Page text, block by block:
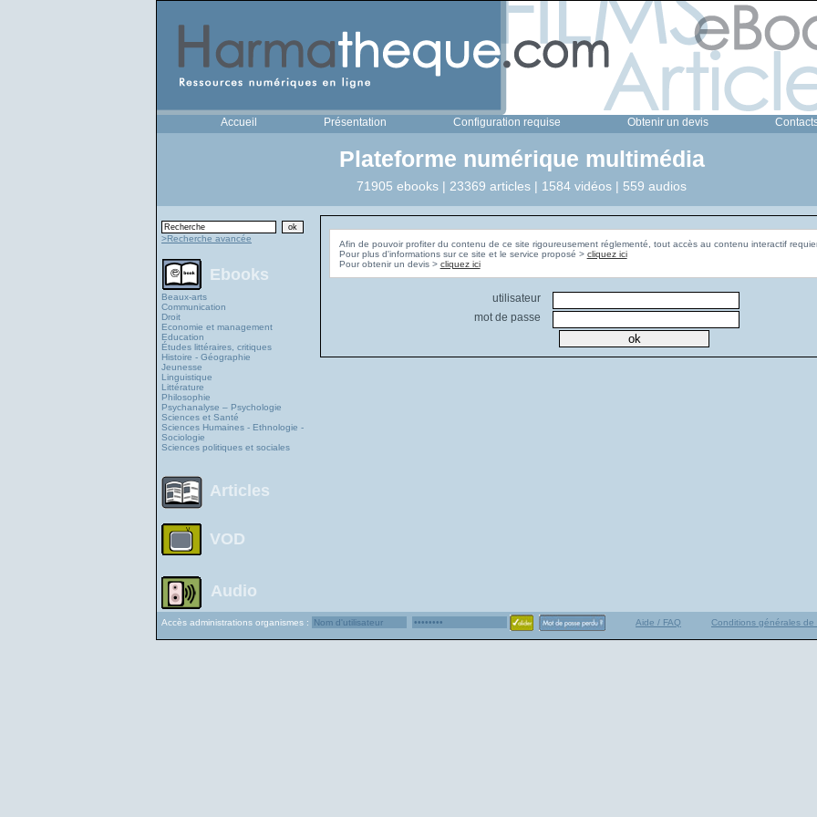
Accueil Présentation Configuration requise Obtenir un devis
Plateforme numérique multimédia
71905 ebooks | 23369 articles | 1584 vidéos | 559 audios
>Recherche avancée
Ebooks
Beaux-arts
Communication
Droit
Economie et management
Education
Études littéraires, critiques
Histoire - Géographie
Jeunesse
Linguistique
Littérature
Philosophie
Psychanalyse – Psychologie
Sciences et Santé
Sciences Humaines - Ethnologie -
Sociologie
Sciences politiques et sociales
Articles
VOD
Audio
Afin de pouvoir profiter du contenu de ce site rigoureusement réglementé, tout accès au contenu interactif
Pour plus d'informations sur ce site et le service proposé > cliquez ici
Pour obtenir un devis > cliquez ici
utilisateur
mot de passe
Accès administrations organismes : Aide / FAQ Conditions générales de